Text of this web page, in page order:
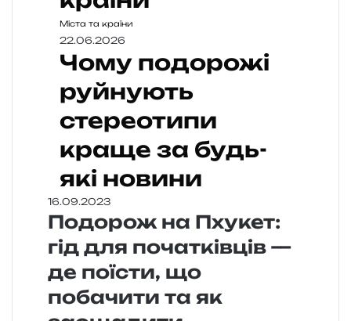
Міста та країни
22.06.2026
Чому подорожі
руйнують
стереотипи
краще за будь-
які новини
16.09.2023
Подорож на Пхукет:
гід для початківців —
де поїсти, що
побачити та як